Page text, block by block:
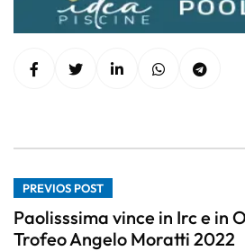
PREVIOS POST
Paolisssima vince in Irc e in
Trofeo Angelo Moratti 2022